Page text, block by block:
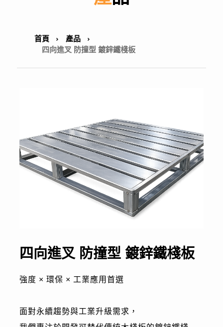
首頁
產品
四向進叉 防撞型 鍍鋅鐵棧板
四向進叉 防撞型 鍍鋅鐵棧板
強度 × 環保 × 工業應用首選
面對永續趨勢與工業升級需求，